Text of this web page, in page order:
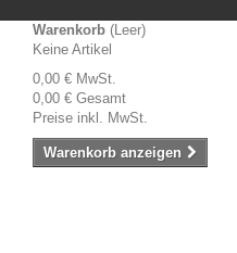
Warenkorb (Leer)
Keine Artikel
0,00 € MwSt.
0,00 € Gesamt
Preise inkl. MwSt.
Warenkorb anzeigen